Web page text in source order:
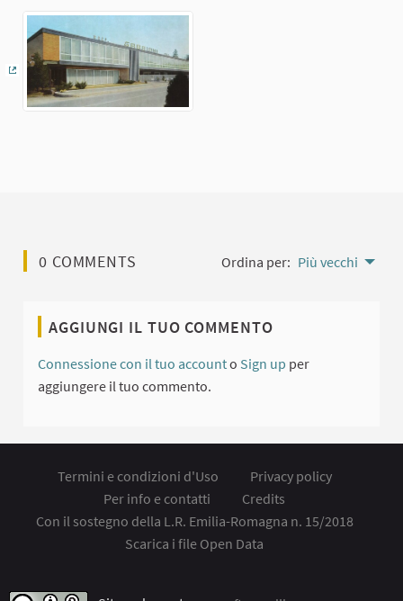
(Collegamento esterno)
0 COMMENTS Ordina per: Più vecchi
AGGIUNGI IL TUO COMMENTO
Connessione con il tuo accounto Sign up per
aggiungere il tuo commento.
Termini e condizioni d'Uso
Privacy policy
Per info e contatti
Credits
Con il sostegno della L.R. Emilia-Romagna n. 15/2018
Scarica i file Open Data